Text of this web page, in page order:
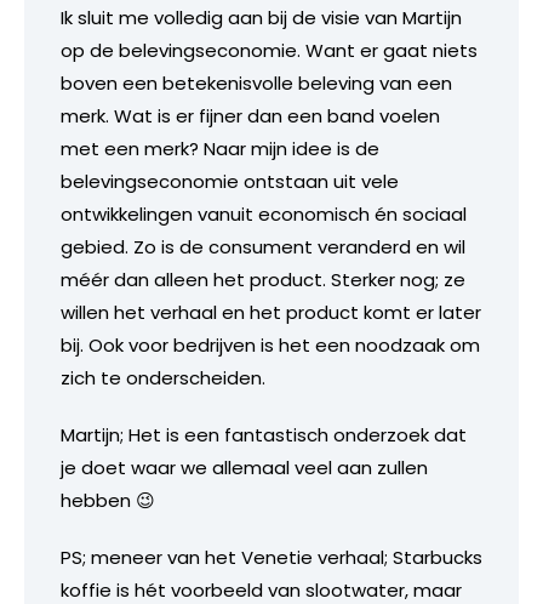
Ik sluit me volledig aan bij de visie van Martijn
op de belevingseconomie. Want er gaat niets
boven een betekenisvolle beleving van een
merk. Wat is er fijner dan een band voelen
met een merk? Naar mijn idee is de
belevingseconomie ontstaan uit vele
ontwikkelingen vanuit economisch én sociaal
gebied. Zo is de consument veranderd en wil
méér dan alleen het product. Sterker nog; ze
willen het verhaal en het product komt er later
bij. Ook voor bedrijven is het een noodzaak om
zich te onderscheiden.
Martijn; Het is een fantastisch onderzoek dat
je doet waar we allemaal veel aan zullen
hebben 😉
PS; meneer van het Venetie verhaal; Starbucks
koffie is hét voorbeeld van slootwater, maar